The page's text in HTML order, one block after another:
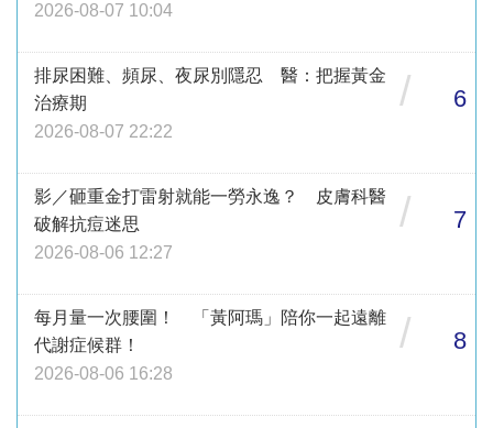
2026-08-07 10:04
排尿困難、頻尿、夜尿別隱忍 醫：把握黃金
治療期
2026-08-07 22:22
/ 6
影／砸重金打雷射就能一勞永逸？ 皮膚科醫
破解抗痘迷思
2026-08-06 12:27
/ 7
每月量一次腰圍！ 「黃阿瑪」陪你一起遠離
代謝症候群！
2026-08-06 16:28
/ 8